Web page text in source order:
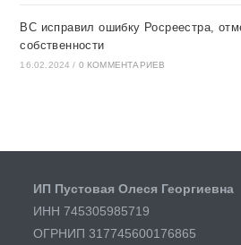
ВС исправил ошибку Росреестра,
собственности
16.02.2024 / 0 КОММЕНТАРИЕВ
ИП Пустовая Олеся Георгиевна
ИНН 745305985719
ОГРНИП 317745600176865